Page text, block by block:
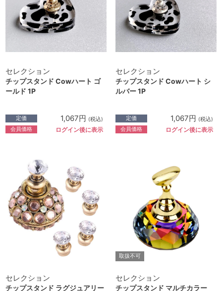
セレクション
チップスタンド Cowハート ゴ
ールド 1P
定価 1,067円 (税込)
会員価格 ログイン後に表示
セレクション
チップスタンド Cowハート シ
ルバー 1P
定価 1,067円 (税込)
会員価格 ログイン後に表示
セレクション
チップスタンド ラグジュアリー
取扱不可
セレクション
チップスタンド マルチカラー